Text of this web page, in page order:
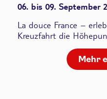
06. bis 09. September
La douce France –
Kreuzfahrt die
Mehr